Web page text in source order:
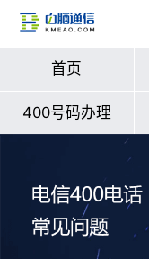
首页
400号码办理